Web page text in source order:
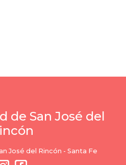
de San José del
José del Rincón - Santa Fe